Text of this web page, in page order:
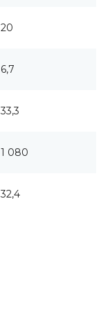
20
6,7
33,3
1 080
32,4